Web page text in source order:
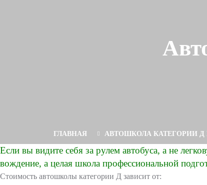
ГЛАВНАЯ АВТОШКОЛА КАТЕГОРИИ Д
Если вы видите себя за рулем автобуса, а не
вождение, а целая школа профессиональной
Стоимость автошколы категории Д зависит от: